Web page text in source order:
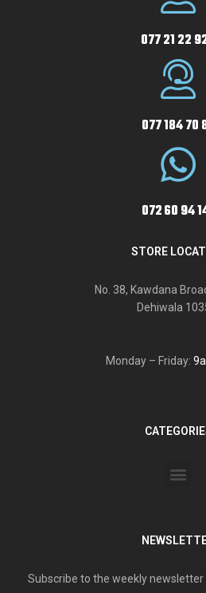
077 21 22
077 184 70
072 60 94
STORE
No. 38, Kawdana
Dehiwala
Monday – Friday:
Subscribe to the weekly